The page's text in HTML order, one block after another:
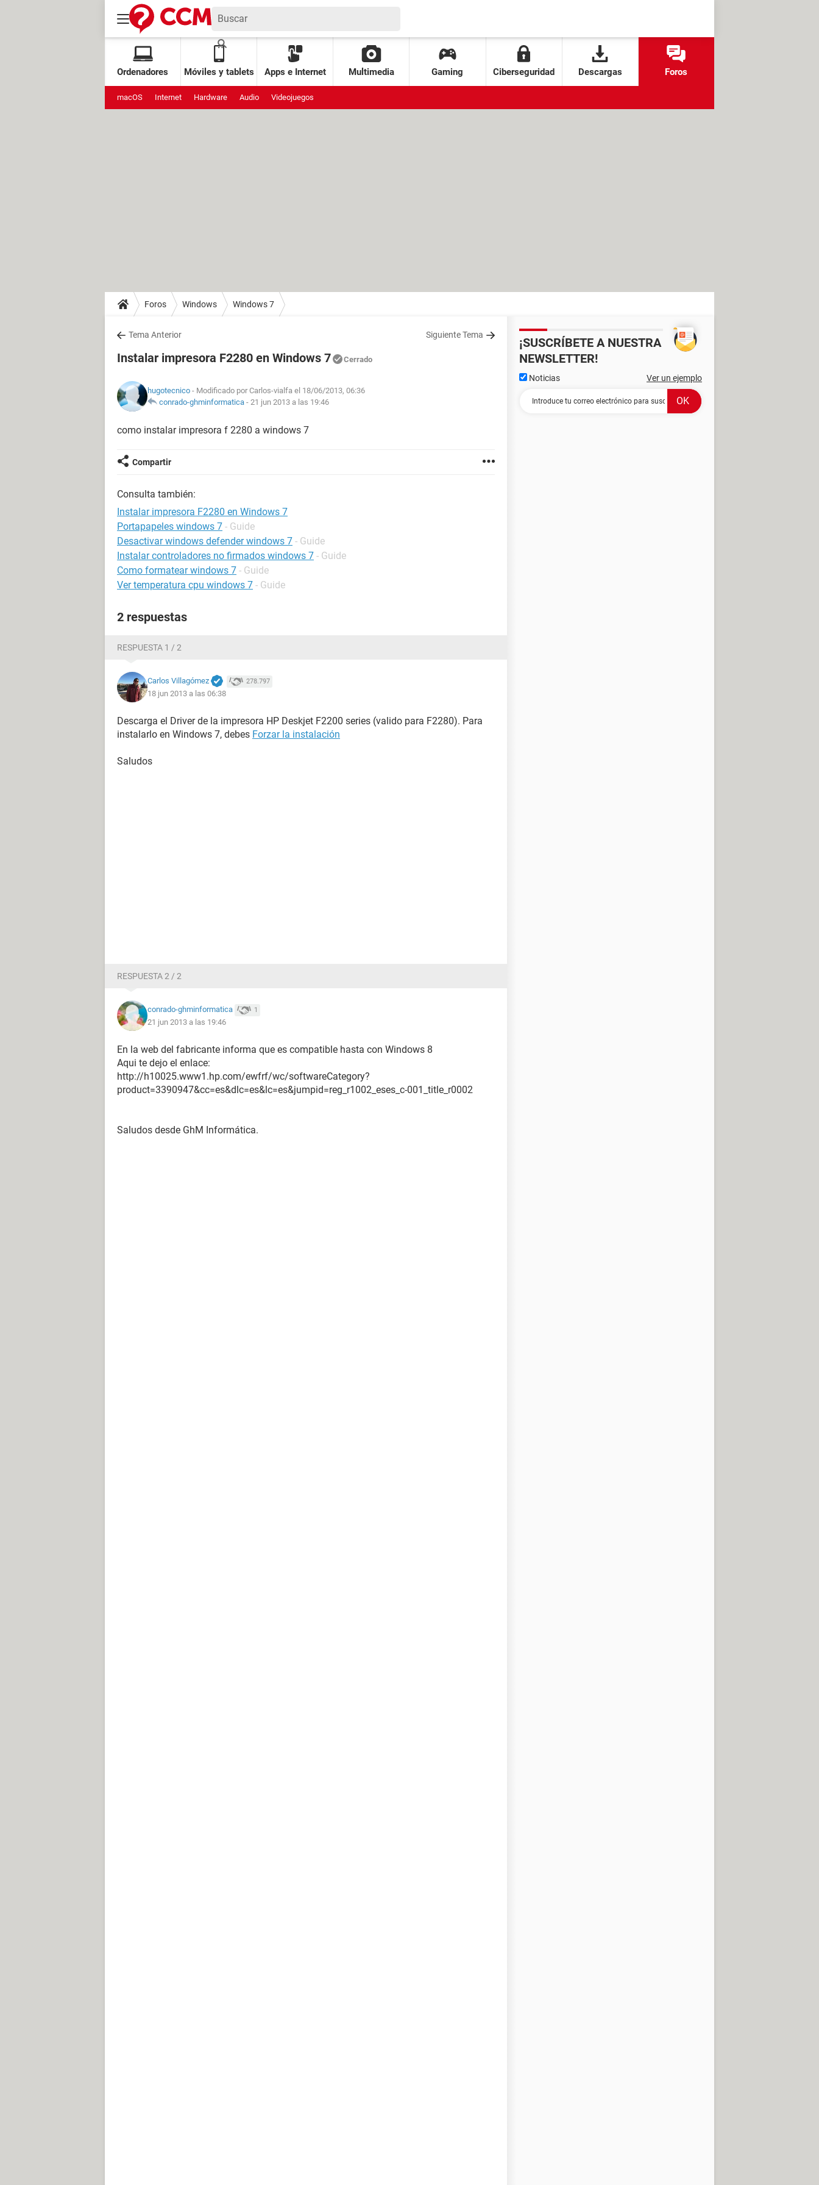
Ordenadores Móviles y tablets Apps e Internet Multimedia Gaming Ciberseguridad Descargas Foros
macOS Internet Hardware Audio Videojuegos
Foros Windows Windows 7
Tema Anterior Siguiente Tema
Instalar impresora F2280 en Windows 7 Cerrado
hugotecnico - Modificado por Carlos-vialfa el 18/06/2013, 06:36
conrado-ghminformatica - 21 jun 2013 a las 19:46
como instalar impresora f 2280 a windows 7
Compartir
Consulta también:
Instalar impresora F2280 en Windows 7
Portapapeles windows 7 - Guide
Desactivar windows defender windows 7 - Guide
Instalar controladores no firmados windows 7 - Guide
Como formatear windows 7 - Guide
Ver temperatura cpu windows 7 - Guide
2 respuestas
RESPUESTA 1 / 2
Carlos Villagómez 278.797
18 jun 2013 a las 06:38
Descarga el Driver de la impresora HP Deskjet F2200 series (valido para F2280). Para
instalarlo en Windows 7, debes Forzar la instalación
Saludos
RESPUESTA 2 / 2
conrado-ghminformatica 1
21 jun 2013 a las 19:46
En la web del fabricante informa que es compatible hasta con Windows 8
Aqui te dejo el enlace:
http://h10025.www1.hp.com/ewfrf/wc/softwareCategory?
product=3390947&cc=es&dlc=es&lc=es&jumpid=reg_r1002_eses_c-001_title_r0002
Saludos desde GhM Informática.
¡SUSCRÍBETE A NUESTRA
NEWSLETTER!
Noticias Ver un ejemplo